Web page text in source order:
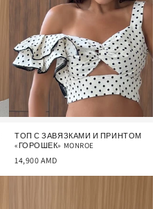
ТОП С ЗАВЯЗКАМИ И ПРИНТОМ
«ГОРОШЕК» MONROE
14,900 AMD